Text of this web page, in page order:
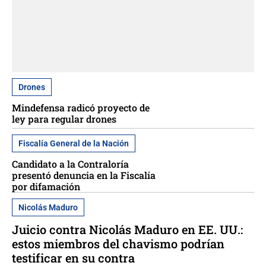
Drones
Mindefensa radicó proyecto de
ley para regular drones
Fiscalía General de la Nación
Candidato a la Contraloría
presentó denuncia en la Fiscalía
por difamación
Nicolás Maduro
Juicio contra Nicolás Maduro en EE. UU.:
estos miembros del chavismo podrían
testificar en su contra